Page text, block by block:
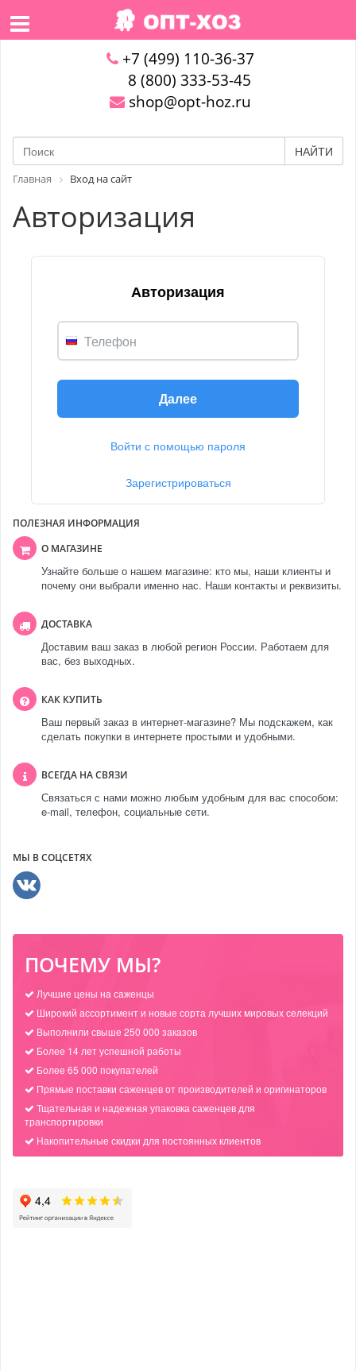
+7 (499) 110-36-37
8 (800) 333-53-45
shop@opt-hoz.ru
НАЙТИ
Главная Вход на сайт
Авторизация
Авторизация
Телефон
Далее
Войти с помощью пароля
Зарегистрироваться
ПОЛЕЗНАЯ ИНФОРМАЦИЯ
О МАГАЗИНЕ
Узнайте больше о нашем магазине: кто мы, наши клиенты и
почему они выбрали именно нас. Наши контакты и реквизиты.
ДОСТАВКА
Доставим ваш заказ в любой регион России. Работаем для
вас, без выходных.
КАК КУПИТЬ
Ваш первый заказ в интернет-магазине? Мы подскажем, как
сделать покупки в интернете простыми и удобными.
ВСЕГДА НА СВЯЗИ
Связаться с нами можно любым удобным для вас способом:
e-mail, телефон, социальные сети.
МЫ В СОЦСЕТЯХ
ПОЧЕМУ МЫ?
Лучшие цены на саженцы
Широкий ассортимент и новые сорта лучших мировых селекций
Выполнили свыше 250 000 заказов
Более 14 лет успешной работы
Более 65 000 покупателей
Прямые поставки саженцев от производителей и оригинаторов
Тщательная и надежная упаковка саженцев для
транспортировки
Накопительные скидки для постоянных клиентов